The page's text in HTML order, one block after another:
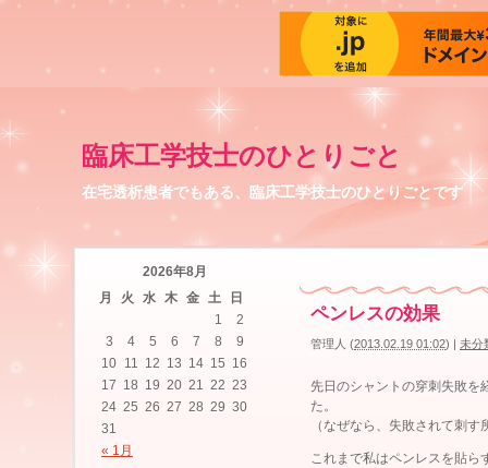
臨床工学技士のひとりごと
在宅透析患者でもある、臨床工学技士のひとりごとです
ペンレスの効果
管理人 (2013.02.19 01:02) | 未分
先日のシャントの穿刺失敗を
た。
（なぜなら、失敗されて刺
これまで私はペンレスを貼ら
2026年8月
月
火 水 木 金 土 日
« 1月
1
2
3
4 5 6 7 8
9
10 11 12 13 14 15 16
17 18 19 20 21 22 23
24 25 26 27 28 29 30
31